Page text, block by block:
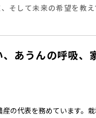
そして未来の希望を教え
あうんの呼吸、
産の代表を務めています。